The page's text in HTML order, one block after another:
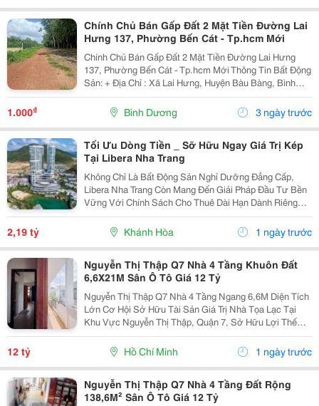
Chính Chủ Bán Gấp Đất 2 Mặt Tiền Đường Lai
Hưng 137, Phường Bến Cát - Tp.hcm Mới
Chính Chủ Bán Gấp Đất 2 Mặt Tiền Đường Lai Hưng
137, Phường Bến Cát - Tp.hcm Mới Thông Tin Bất Động
Sản: + Địa Chỉ : Xã Lai Hưng, Huyện Bàu Bàng, Bình
Dương (Cũ) + Tổng Diện Tích: Gần 4.000M&Sup2;. +
Thổ Cư: 658M&Sup2;. =≫ Giá Chỉ 3...
1.000₫ Bình Dương 3 ngày trước
Tối Ưu Dòng Tiền _ Sỡ Hữu Ngay Giá Trị Kép
Tại Libera Nha Trang
Không Chỉ Là Bất Động Sản Nghỉ Dưỡng Đẳng Cấp,
Libera Nha Trang Còn Mang Đến Giải Pháp Đầu Tư Bền
Vững Với Chính Sách Cho Thuê Dài Hạn Dành Riêng
Cho Chủ Sở Hữu Sanhome, Paramount Và Vega Alora
Residences ✨ Chính Sách Hấp Dẫn: Sanhome: Thu
Nhập Ước...
2,19 tỷ Khánh Hòa 1 ngày trước
Nguyễn Thị Thập Q7 Nhà 4 Tầng Khuôn Đất
6,6X21M Sân Ô Tô Giá 12 Tỷ
Nguyễn Thị Thập Q7 Nhà 4 Tầng Ngang 6,6M Diện Tích
Lớn Cơ Hội Sở Hữu Tài Sản Giá Trị Nhà Tọa Lạc Tại
Khu Vực Nguyễn Thị Thập, Quận 7, Sở Hữu Lợi Thế
Khuôn Đất Rộng, Mặt Ngang Đẹp, Phù Hợp Cho Khách
Hàng Đang Tìm Kiếm Bất Động Sản Vừa Để Ở Vừa Có
12 tỷ Hồ Chí Minh 1 ngày trước
Nguyễn Thị Thập Q7 Nhà 4 Tầng Đất Rộng
138,6M² Sân Ô Tô Giá 12 Tỷ